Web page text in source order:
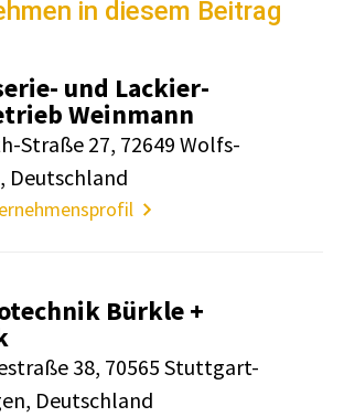
in diesem Beitrag
und Lackier­
Wein­mann
Straße 27, 72649 Wolf­s­
Deutsch­land
Bürkle +
38, 70565 Stutt­gart-
Deutsch­land